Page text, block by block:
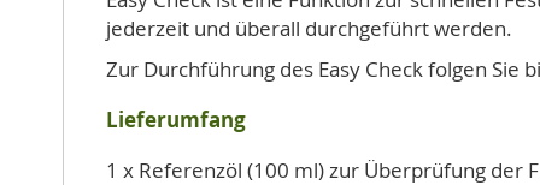
jederzeit und überall durchgeführt werden.
Zur Durchführung des Easy Check folgen Sie
Lieferumfang
1 x Referenzöl (100 ml) zur Überprüfung der